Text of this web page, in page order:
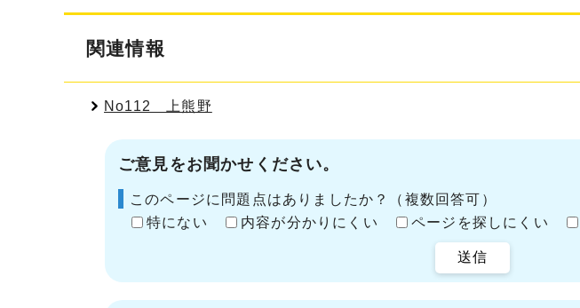
関連情報
No112 上熊野
ご意見をお聞かせください。
このページに問題点はありましたか？（複数回答可）
特にない
内容が分かりにくい ページを探しにくい
送信